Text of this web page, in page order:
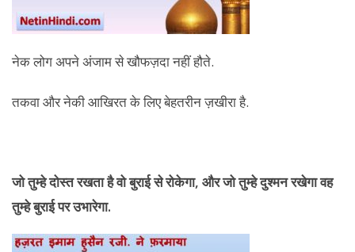
नेक लोग अपने अंजाम से खौफज़दा नहीं हौते.
तकवा और नेकी आखिरत के लिए बेहतरीन ज़खीरा है.
जो तुम्हे दोस्त रखता है वो बुराई से रोकेगा, और जो तुम्हे दुश्मन रखेगा वह
तुम्हे बुराई पर उभारेगा.